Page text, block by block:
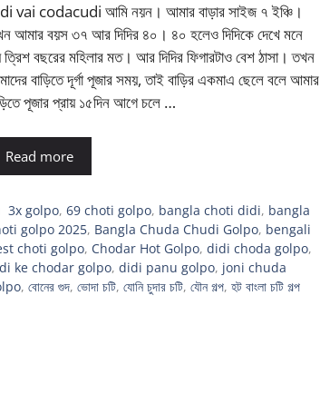
vai codacudi আমি নয়ন। আমার বাড়ার সাইজ ৭ ইঞ্চি।
আমার বয়স ৩৭ আর দিদির ৪০। ৪০ হলেও দিদিকে দেখে মনে
বছরের মহিলার মত। আর দিদির ফিগারটাও বেশ ঠাসা। তখন
বাড়িতে দূর্গা পূজার সময়, তাই বাড়ির একমাএ ছেলে বলে আমার
পূজার প্রায় ১৫দিন আগে চলে …
Read more
Categories
3x golpo,69 choti golpo, bangla choti didi, bangla
golpo 2025, Bangla Chuda Chudi Golpo, bengali
choti golpo, Chodar Hot Golpo, didi choda golpo,
ke chodar golpo, didi panu golpo, joni chuda
, বোনের গুদ, ভোদা চটি, যোনি চুদার চটি, যৌন গল্প, হট বাংলা চটি গল্প